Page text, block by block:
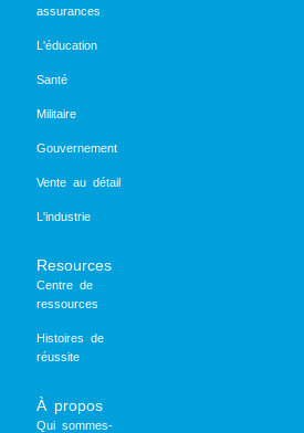
assurances
L'éducation
Santé
Militaire
Gouvernement
Vente au détail
L'industrie
Resources
Centre de
ressources
Histoires de
réussite
À propos
Qui sommes-